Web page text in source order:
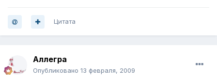
Цитата
Аллегра
Опубликовано 13 февраля, 2009